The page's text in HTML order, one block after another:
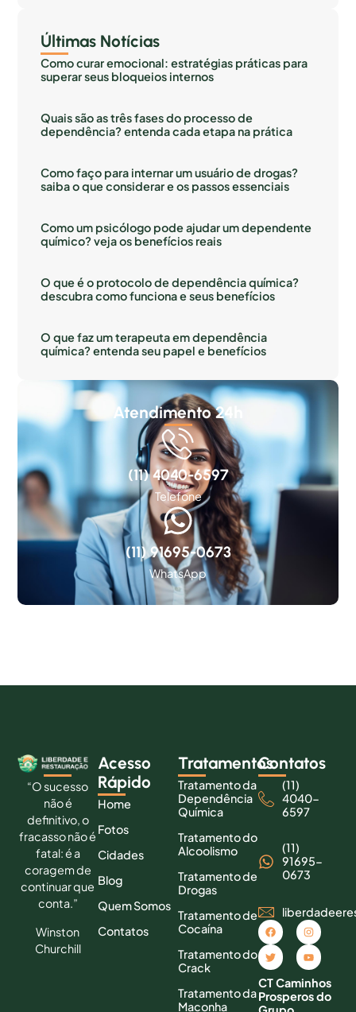
Últimas Notícias
Como curar emocional: estratégias práticas para
superar seus bloqueios internos
Quais são as três fases do processo de
dependência? entenda cada etapa na prática
Como faço para internar um usuário de drogas?
saiba o que considerar e os passos essenciais
Como um psicólogo pode ajudar um dependente
químico? veja os benefícios reais
O que é o protocolo de dependência química?
descubra como funciona e seus benefícios
O que faz um terapeuta em dependência
química? entenda seu papel e benefícios
Atendimento 24h
(11) 4040-6597
Telefone
(11) 91695-0673
WhatsApp
“O sucesso
não é
definitivo, o
fracasso não é
fatal: é a
coragem de
continuar que
conta.”
Winston
Churchill
Acesso
Rápido
Home
Fotos
Cidades
Blog
Quem Somos
Contatos
Tratamentos
Tratamento da
Dependência
Química
Tratamento do
Alcoolismo
Tratamento de
Drogas
Tratamento de
Cocaína
Tratamento do
Crack
Tratamento da
Maconha
Contatos
(11)
4040-
6597
(11)
91695-
0673
CT Caminhos
Prosperos do